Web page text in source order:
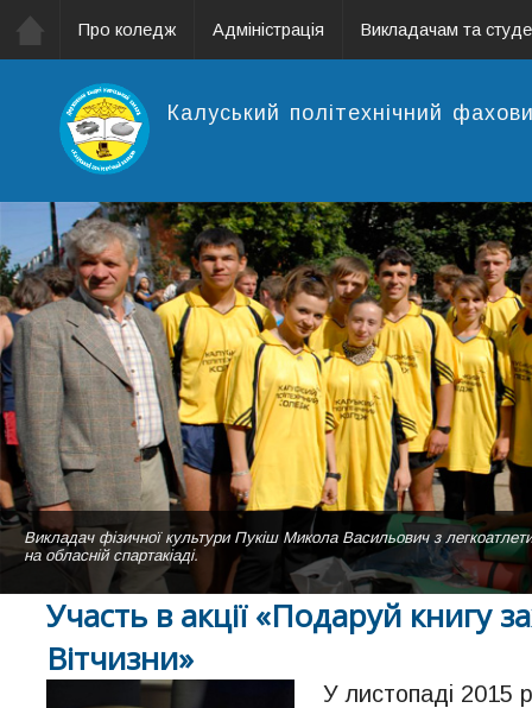
Про коледж Адміністрація Викладачам та
Калуський політехнічний
Викладач фізичної культури Пукіш Микола Васильович з
на обласній спартакіаді.
Навчальний корпус ДВНЗ "Калуський політехнічний коледж"
Вигляд зі сторони гуртожитка коледжу
Студентки нашого коледжу виконують пісню "Коледже мій" на сцені
Участь в акції «Подаруй книгу
Вітчизни»
У листопаді 2015